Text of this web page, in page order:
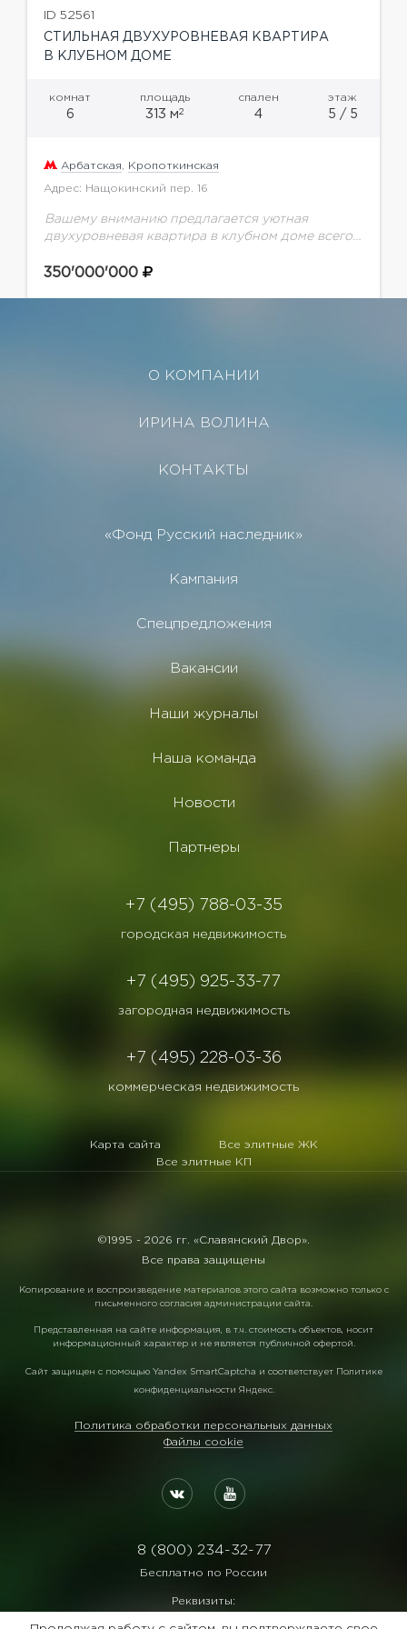
ID 52561
СТИЛЬНАЯ ДВУХУРОВНЕВАЯ КВАРТИРА
В КЛУБНОМ ДОМЕ
комнат
6
площадь
313 м2
спален
4
этаж
5 / 5
Арбатская, Кропоткинская
Адрес: Нащокинский пер. 16
Вашему вниманию предлагается уютная
двухуровневая квартира в клубном доме всего
ходьбы от Храма Христа Спасителя. Выполнена
350'000'000
О КОМПАНИИ
ИРИНА ВОЛИНА
КОНТАКТЫ
«Фонд Русский наследник»
Кампания
Спецпредложения
Вакансии
Наши журналы
Наша команда
Новости
Партнеры
+7 (495) 788-03-35
городская недвижимость
+7 (495) 925-33-77
загородная недвижимость
+7 (495) 228-03-36
коммерческая недвижимость
Карта сайта
Все элитные ЖК
Все элитные КП
©1995 - 2026 гг. «Славянский Двор».
Все права защищены
Копирование и воспроизведение материалов этого сайта возможно только с
письменного согласия администрации сайта.
Представленная на сайте информация, в т.ч. стоимость объектов, носит
информационный характер и не является публичной офертой.
Сайт защищен с помощью Yandex SmartCaptcha и соответствует Политике
конфиденциальности Яндекс.
Политика обработки персональных данных
Файлы cookie
8 (800) 234-32-77
Бесплатно по России
Реквизиты: